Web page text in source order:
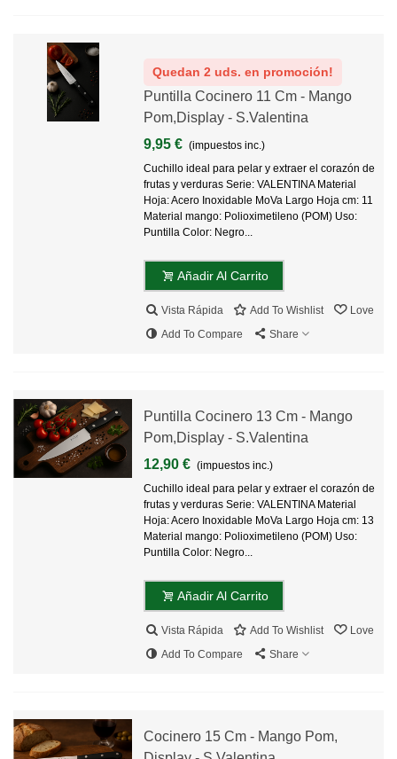
Quedan 2 uds. en promoción!
Puntilla Cocinero 11 Cm - Mango
Pom,Display - S.Valentina
9,95 € (impuestos inc.)
Cuchillo ideal para pelar y extraer el corazón de
frutas y verduras Serie: VALENTINA Material
Hoja: Acero Inoxidable MoVa Largo Hoja cm: 11
Material mango: Polioximetileno (POM) Uso:
Puntilla Color: Negro...
Añadir Al Carrito
Vista Rápida Add To Wishlist
Love
Add To Compare
Share
Puntilla Cocinero 13 Cm - Mango
Pom,Display - S.Valentina
12,90 € (impuestos inc.)
Cuchillo ideal para pelar y extraer el corazón de
frutas y verduras Serie: VALENTINA Material
Hoja: Acero Inoxidable MoVa Largo Hoja cm: 13
Material mango: Polioximetileno (POM) Uso:
Puntilla Color: Negro...
Añadir Al Carrito
Vista Rápida Add To Wishlist
Love
Add To Compare
Share
Cocinero 15 Cm - Mango Pom,